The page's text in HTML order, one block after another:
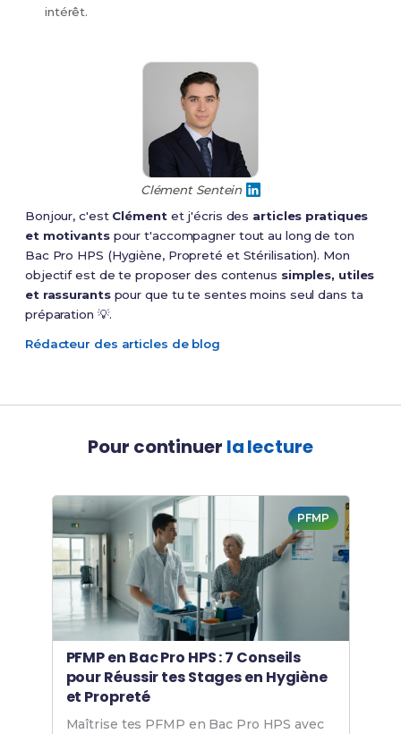
intérêt.
Clément Sentein
Bonjour, c'est Clémentet j'écris des articles pratiques
et motivantspour t'accompagner tout au long de ton
Bac Pro HPS (Hygiène, Propreté et Stérilisation). Mon
objectif est de te proposer des contenus simples, utiles
et rassurantspour que tu te sentes moins seul dans ta
préparation 💡.
Rédacteur des articles de blog
Pour continuer la lecture
PFMP
PFMP en Bac Pro HPS : 7 Conseils
pour Réussir tes Stages en Hygiène
et Propreté
Maîtrise tes PFMP en Bac Pro HPS avec